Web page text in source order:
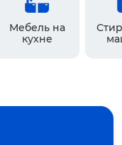
Мебель на
кухне